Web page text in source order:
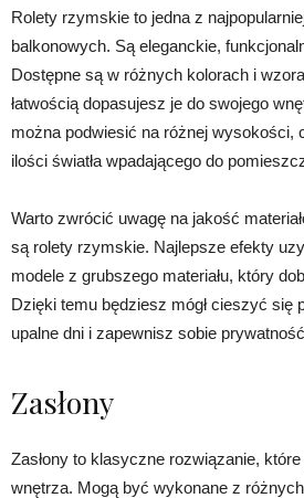
Rolety rzymskie to jedna z
balkonowych. Są eleganckie,
Dostępne są w różnych kolorach i
łatwością dopasujesz je do swojego
można podwiesić na różnej wysokości,
ilości światła wpadającego do
Warto zwrócić uwagę na jakość
są rolety rzymskie. Najlepsze efekty
modele z grubszego materiału, który
Dzięki temu będziesz mógł cieszyć się
upalne dni i zapewnisz sobie
Zasłony
Zasłony to klasyczne rozwiązanie,
wnętrza. Mogą być wykonane z